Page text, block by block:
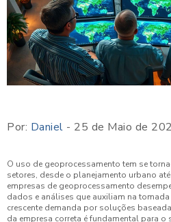
Por: Daniel - 25 de Maio de
O uso de geoprocessamento tem se
setores, desde o planejamento urbano
empresas de geoprocessamento
dados e análises que auxiliam na
crescente demanda por soluções
da empresa correta é fundamental para